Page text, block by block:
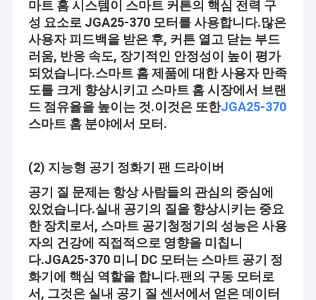
마트 홈 시스템이 스마트 커튼의 핵심 전력 구
성 요소로 JGA25-370 모터를 사용합니다.많은
사용자 피드백을 받은 후, 커튼 열고 닫는 부드
러움, 반응 속도, 장기적인 안정성이 높이 평가
되었습니다.스마트 홈 제품에 대한 사용자 만족
도를 크게 향상시키고 스마트 홈 시장에서 브랜
드 점유율을 높이는 것.이것은 또한JGA25-370
스마트 홈 분야에서 모터.
(2) 지능형 공기 정화기 팬 드라이버
공기 질 문제는 항상 사람들의 관심의 중심에
있었습니다.실내 공기의 질을 향상시키는 중요
한 장치로서, 스마트 공기청정기의 성능은 사용
자의 건강에 직접적으로 영향을 미칩니
다.JGA25-370 미니 DC 모터는 스마트 공기 정
화기에 핵심 역할을 합니다.팬의 구동 모터로
서, 그것은 실내 공기 질 센서에서 얻은 데이터